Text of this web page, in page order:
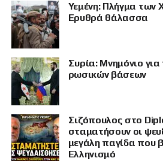
Υεμένη: Πλήγμα των
Ερυθρά θάλασσα
Συρία: Μνημόνιο
ρωσικών βάσεων
Σιζόπουλος στο
σταματήσουν οι
μεγάλη παγίδα που
Ελληνισμό